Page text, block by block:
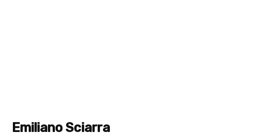
Emiliano Sciarra